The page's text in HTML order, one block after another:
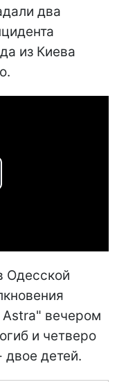
два
из Киева
Одесской
вечером
и четверо
двое детей.